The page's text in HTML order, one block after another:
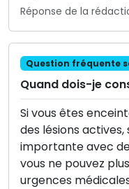
Réponse de la
Question fréquente
Quand dois-je
Si vous êtes
des lésions actives,
importante avec
vous ne pouvez
urgences